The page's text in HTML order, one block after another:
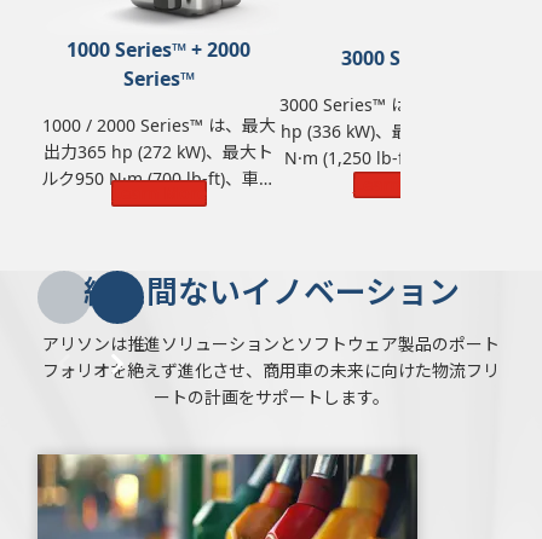
1000 Series™ + 2000
Series™
1000 / 2000 Series™ は、最大
出力365 hp (272 kW)、最大ト
ルク950 N·m (700 lb-ft)、車両
総重量14,968 kg (33,000 lbs)
Learn More
3000 Series™
3000 Series™ は、最大出力450
hp (336 kW)、最大トルク1,695
N·m (1,250 lb-ft)、車両総重量
絶え間ないイノベーション
アリソンは推進ソリューションとソフトウェア製品のポート
フォリオを絶えず進化させ、商用車の未来に向けた物流フリ
ートの計画をサポートします。